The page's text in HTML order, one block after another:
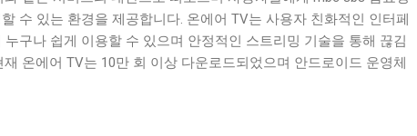
수 있는 환경을 제공합니다. 온에어 TV는 사용자 친화적인 인터페
구나 쉽게 이용할 수 있으며 안정적인 스트리밍 기술을 통해 끊김
온에어 TV는 10만 회 이상 다운로드되었으며 안드로이드 운영체